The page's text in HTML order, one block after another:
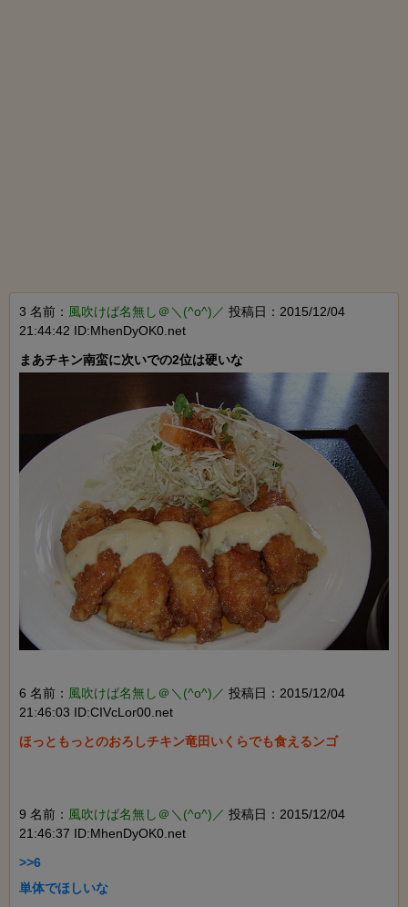
3 名前： 風吹けば名無し＠＼(^o^)／ 投稿日：2015/12/04
21:44:42 ID:MhenDyOK0.net
6 名前： 風吹けば名無し＠＼(^o^)／ 投稿日：2015/12/04
21:46:03 ID:CIVcLor00.net
ほっともっとのおろしチキン竜田いくらでも食えるンゴ
9 名前： 風吹けば名無し＠＼(^o^)／ 投稿日：2015/12/04
21:46:37 ID:MhenDyOK0.net
>>6
単体でほしいな